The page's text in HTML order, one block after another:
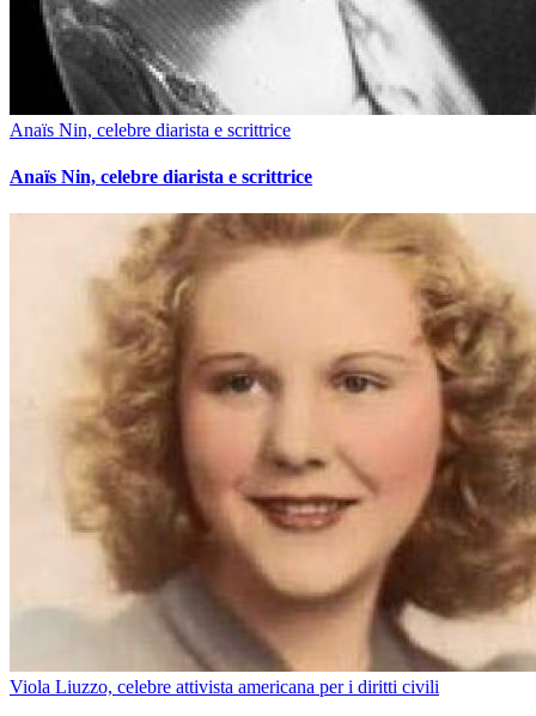
Anaïs Nin, celebre diarista e scrittrice
Anaïs Nin, celebre diarista e scrittrice
Viola Liuzzo, celebre attivista americana per i diritti civili